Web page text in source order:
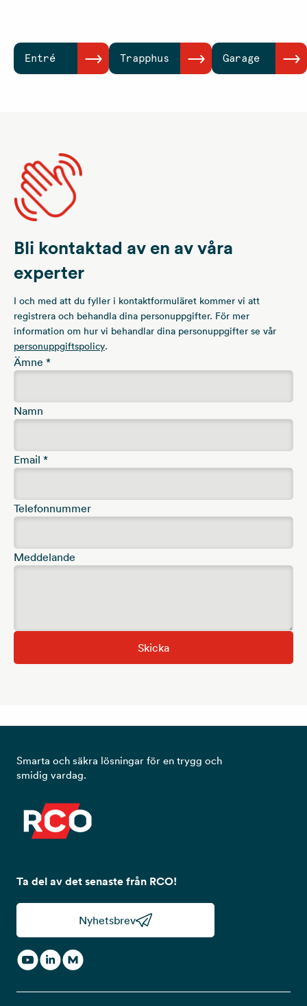
Entré Trapphus Garage
Bli kontaktad av en av våra
experter
I och med att du fyller i kontaktformuläret kommer vi att
registrera och behandla dina personuppgifter. För mer
information om hur vi behandlar dina personuppgifter se vår
personuppgiftspolicy.
Ämne *
Namn
Email *
Telefonnummer
Meddelande
Skicka
Ta del av det senaste från RCO!
Nyhetsbrev
Smarta och säkra lösningar för en trygg och
smidig vardag.